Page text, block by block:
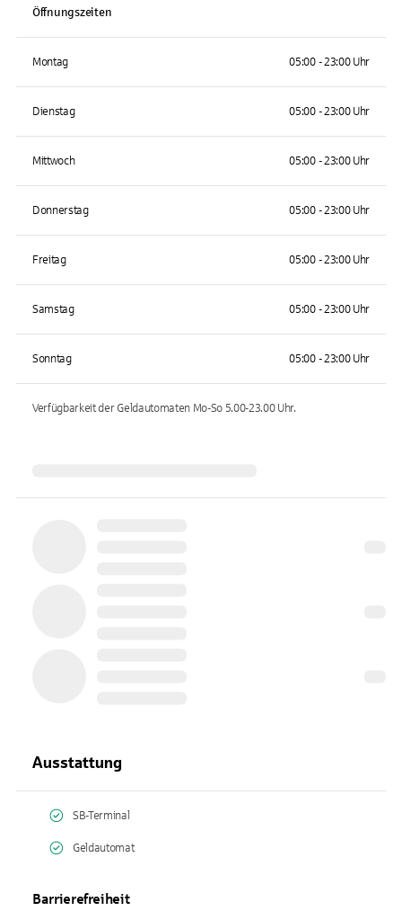
Öffnungszeiten
Montag 05:00 - 23:00 Uhr
Dienstag 05:00 - 23:00 Uhr
Mittwoch 05:00 - 23:00 Uhr
Donnerstag 05:00 - 23:00 Uhr
Freitag 05:00 - 23:00 Uhr
Samstag 05:00 - 23:00 Uhr
Sonntag 05:00 - 23:00 Uhr
Verfügbarkeit der Geldautomaten Mo-So 5.00-23.00Uhr.
Ausstattung
SB-Terminal
Geldautomat
Barrierefreiheit